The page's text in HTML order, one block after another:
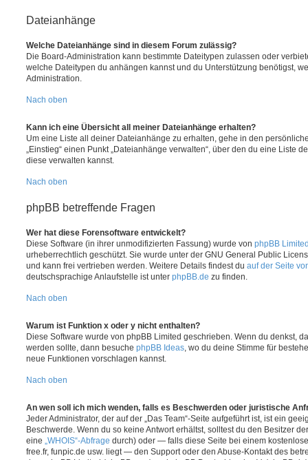
Dateianhänge
Welche Dateianhänge sind in diesem Forum zulässig?
Die Board-Administration kann bestimmte Dateitypen zulassen oder
welche Dateitypen du anhängen kannst und du Unterstützung benötigst,
Administration.
Nach oben
Kann ich eine Übersicht all meiner Dateianhänge erhalten?
Um eine Liste all deiner Dateianhänge zu erhalten, gehe in den
„Einstieg“ einen Punkt „Dateianhänge verwalten“, über den du eine Liste
diese verwalten kannst.
Nach oben
phpBB betreffende Fragen
Wer hat diese Forensoftware entwickelt?
Diese Software (in ihrer unmodifizierten Fassung) wurde von phpBB
urheberrechtlich geschützt. Sie wurde unter der GNU General Public
und kann frei vertrieben werden. Weitere Details findest du auf der Seite
deutschsprachige Anlaufstelle ist unter phpBB.de zu finden.
Nach oben
Warum ist Funktion x oder y nicht enthalten?
Diese Software wurde von phpBB Limited geschrieben. Wenn du denkst,
werden sollte, dann besuche phpBB Ideas , wo du deine Stimme für
neue Funktionen vorschlagen kannst.
Nach oben
An wen soll ich mich wenden, falls es Beschwerden oder juristische
Jeder Administrator, der auf der „Das Team“-Seite aufgeführt ist, ist ein
Beschwerde. Wenn du so keine Antwort erhältst, solltest du den Besitzer
eine „WHOIS“-Abfrage durch) oder — falls diese Seite bei einem
free.fr, funpic.de usw. liegt — den Support oder den Abuse-Kontakt des